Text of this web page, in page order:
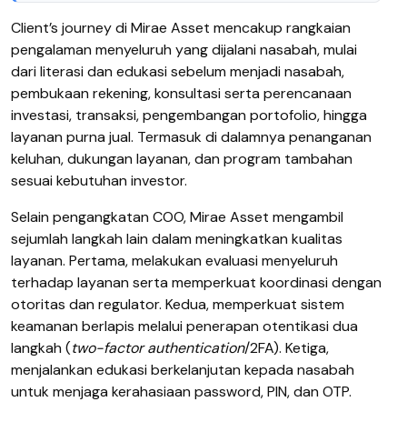
Client’s journey di Mirae Asset mencakup rangkaian
pengalaman menyeluruh yang dijalani nasabah, mulai
dari literasi dan edukasi sebelum menjadi nasabah,
pembukaan rekening, konsultasi serta perencanaan
investasi, transaksi, pengembangan portofolio, hingga
layanan purna jual. Termasuk di dalamnya penanganan
keluhan, dukungan layanan, dan program tambahan
sesuai kebutuhan investor.
Selain pengangkatan COO, Mirae Asset mengambil
sejumlah langkah lain dalam meningkatkan kualitas
layanan. Pertama, melakukan evaluasi menyeluruh
terhadap layanan serta memperkuat koordinasi dengan
otoritas dan regulator. Kedua, memperkuat sistem
keamanan berlapis melalui penerapan otentikasi dua
langkah (two-factor authentication/2FA). Ketiga,
menjalankan edukasi berkelanjutan kepada nasabah
untuk menjaga kerahasiaan password, PIN, dan OTP.